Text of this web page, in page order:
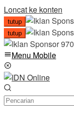
Loncat ke konten
tutup
tutup
Menu Mobile